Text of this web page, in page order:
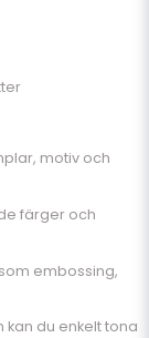
motiv och
färger och
embossing,
kan du enkelt tona